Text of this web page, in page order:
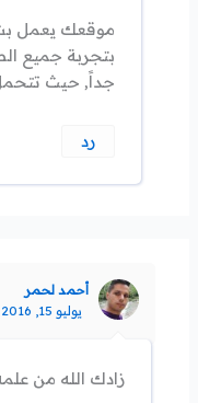
بتجربة جميع
جداً, حيث
رد
أحمد لحمر
يوليو 15, 2016 الساعة 10:58 م
زادك الله من